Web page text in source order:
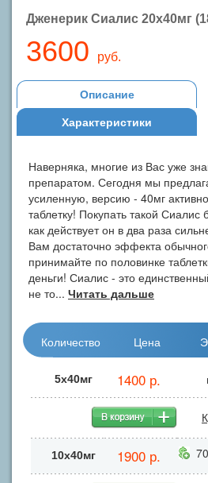
Дженерик Сиалис 20х40мг
3600 руб.
Описание
Характеристики
Наверняка, многие из Вас уже
препаратом. Сегодня мы
усиленную, версию - 40мг
таблетку! Покупать такой Сиалис
как действует он в два раза
Вам достаточно эффекта
принимайте по половинке
деньги! Сиалис - это
не то... Читать дальше
Количество Цена
5х40мг 1400 р.
10x40мг 1900 р.